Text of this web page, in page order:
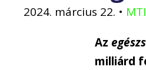
2024. március 22. • MTI
Az
milliárd